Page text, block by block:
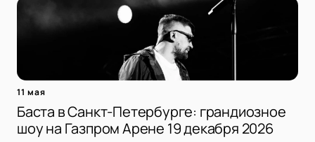
11 мая
Баста в Санкт-Петербурге: грандиозное
шоу на Газпром Арене 19 декабря 2026